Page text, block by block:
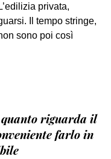
privata,
Il tempo stringe,
sono poi così
quanto riguarda il
farlo in